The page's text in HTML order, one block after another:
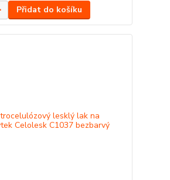
Přidat do košíku